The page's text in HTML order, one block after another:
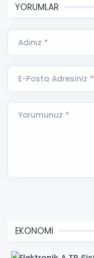
YORUMLAR
Adınız *
E-Posta Adresiniz *
Yorumunuz *
EKONOMİ